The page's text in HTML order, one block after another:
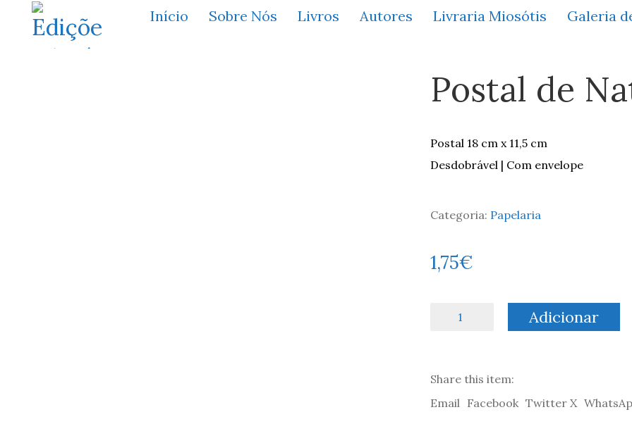
Início Sobre Nós Livros Autores Livraria Miosótis Galeria
Postal de
Postal 18 cm x 11,5 cm
Desdobrável | Com envelope
Categoria: Papelaria
1,75€
II
Adicionar
Share this item:
Email Facebook Twitter X